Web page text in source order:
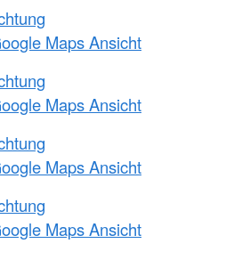
Maps Ansicht
Maps Ansicht
Maps Ansicht
Maps Ansicht